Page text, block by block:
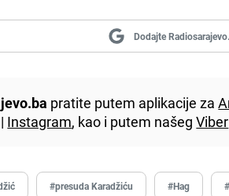
Dodajte
pratite putem aplikacije za
| Instagram, kao i putem našegViber
#presuda Karadžiću #Hag